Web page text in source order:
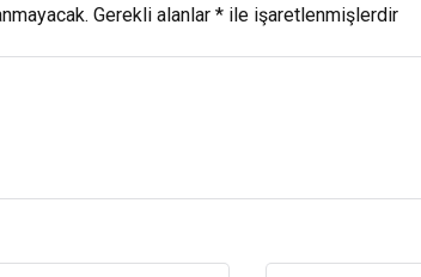
Gerekli alanlar * ile işaretlenmişlerdir